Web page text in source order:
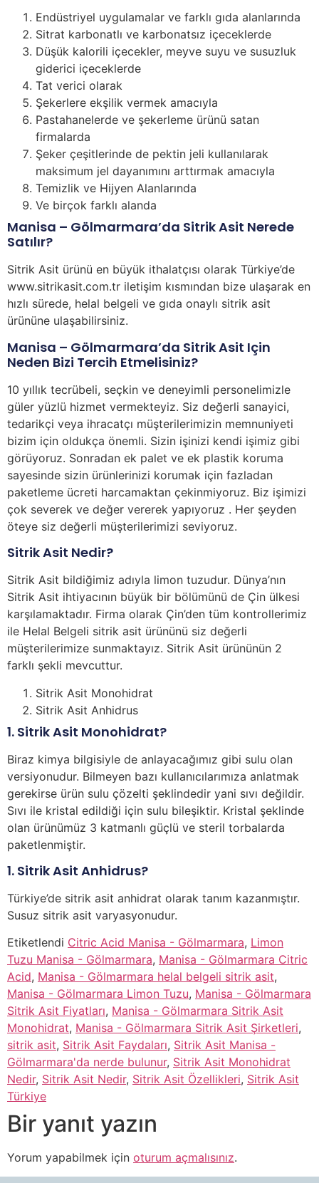
Endüstriyel uygulamalar ve farklı gıda alanlarında
Sitrat karbonatlı ve karbonatsız içeceklerde
Düşük kalorili içecekler, meyve suyu ve susuzluk
giderici içeceklerde
Tat verici olarak
Şekerlere ekşilik vermek amacıyla
Pastahanelerde ve şekerleme ürünü satan
firmalarda
Şeker çeşitlerinde de pektin jeli kullanılarak
maksimum jel dayanımını arttırmak amacıyla
Temizlik ve Hijyen Alanlarında
Ve birçok farklı alanda
Manisa – Gölmarmara’da Sitrik Asit Nerede
Satılır?
Sitrik Asit ürünü en büyük ithalatçısı olarak Türkiye’de
www.sitrikasit.com.tr iletişim kısmından bize ulaşarak en
hızlı sürede, helal belgeli ve gıda onaylı sitrik asit
ürününe ulaşabilirsiniz.
Manisa – Gölmarmara’da Sitrik Asit Için
Neden Bizi Tercih Etmelisiniz?
10 yıllık tecrübeli, seçkin ve deneyimli personelimizle
güler yüzlü hizmet vermekteyiz. Siz değerli sanayici,
tedarikçi veya ihracatçı müşterilerimizin memnuniyeti
bizim için oldukça önemli. Sizin işinizi kendi işimiz gibi
görüyoruz. Sonradan ek palet ve ek plastik koruma
sayesinde sizin ürünlerinizi korumak için fazladan
paketleme ücreti harcamaktan çekinmiyoruz. Biz işimizi
çok severek ve değer vererek yapıyoruz . Her şeyden
öteye siz değerli müşterilerimizi seviyoruz.
Sitrik Asit Nedir?
Sitrik Asit bildiğimiz adıyla limon tuzudur. Dünya’nın
Sitrik Asit ihtiyacının büyük bir bölümünü de Çin ülkesi
karşılamaktadır. Firma olarak Çin’den tüm kontrollerimiz
ile Helal Belgeli sitrik asit ürününü siz değerli
müşterilerimize sunmaktayız. Sitrik Asit ürününün 2
farklı şekli mevcuttur.
Sitrik Asit Monohidrat
Sitrik Asit Anhidrus
1. Sitrik Asit Monohidrat?
Biraz kimya bilgisiyle de anlayacağımız gibi sulu olan
versiyonudur. Bilmeyen bazı kullanıcılarımıza anlatmak
gerekirse ürün sulu çözelti şeklindedir yani sıvı değildir.
Sıvı ile kristal edildiği için sulu bileşiktir. Kristal şeklinde
olan ürünümüz 3 katmanlı güçlü ve steril torbalarda
paketlenmiştir.
1. Sitrik Asit Anhidrus?
Türkiye’de sitrik asit anhidrat olarak tanım kazanmıştır.
Susuz sitrik asit varyasyonudur.
Etiketlendi Citric Acid Manisa - Gölmarmara, Limon
Tuzu Manisa - Gölmarmara, Manisa - Gölmarmara Citric
Acid, Manisa - Gölmarmara helal belgeli sitrik asit,
Manisa - Gölmarmara Limon Tuzu, Manisa - Gölmarmara
Sitrik Asit Fiyatları, Manisa - Gölmarmara Sitrik Asit
Monohidrat, Manisa - Gölmarmara Sitrik Asit Şirketleri,
sitrik asit, Sitrik Asit Faydaları, Sitrik Asit Manisa -
Gölmarmara'da nerde bulunur, Sitrik Asit Monohidrat
Nedir, Sitrik Asit Nedir, Sitrik Asit Özellikleri, Sitrik Asit
Türkiye
Bir yanıt yazın
Yorum yapabilmek için oturum açmalısınız.